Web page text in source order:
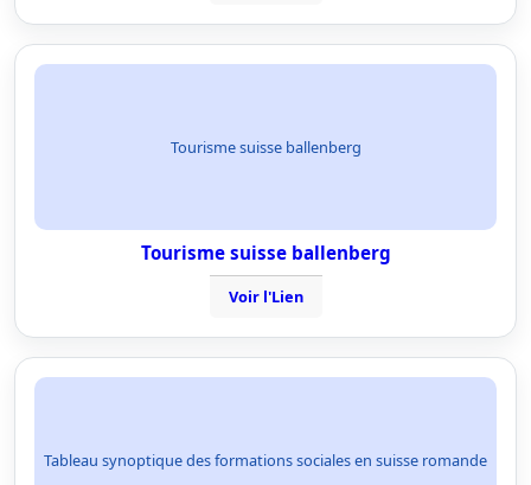
Tourisme suisse ballenberg
Tourisme suisse ballenberg
Voir l'Lien
Tableau synoptique des formations sociales en suisse romande